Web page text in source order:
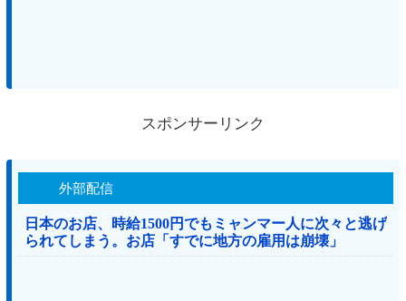
スポンサーリンク
外部配信
日本のお店、時給1500円でもミャンマー人に次々と逃げ
られてしまう。お店「すでに地方の雇用は崩壊」